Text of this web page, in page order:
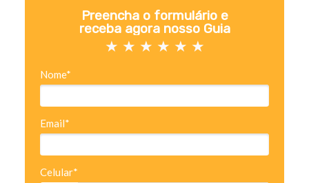
Preencha o formulário e
receba agora nosso Guia
★ ★ ★ ★ ★ ★
Nome*
Email*
Celular*